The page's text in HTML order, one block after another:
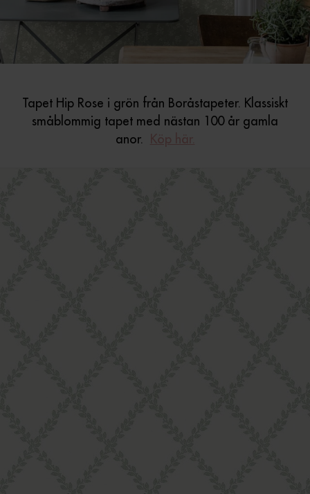
Tapet Hip Rose i grön från Boråstapeter. Klassiskt
småblommig tapet med nästan 100 år gamla
anor.